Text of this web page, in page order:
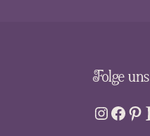
Folge uns
Instagram-Link Facebook Pinterest